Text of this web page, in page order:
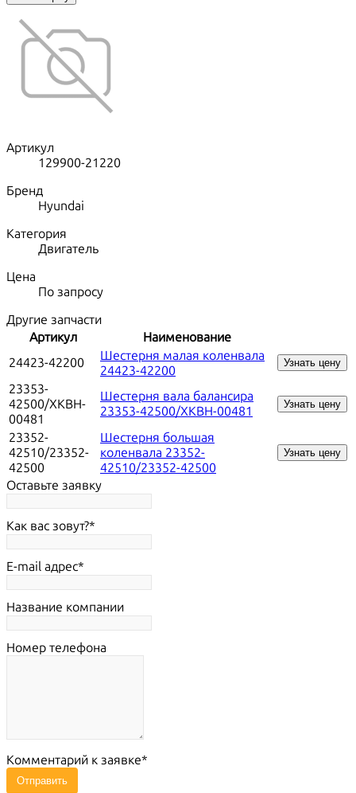
Артикул
129900-21220
Бренд
Hyundai
Категория
Двигатель
Цена
По запросу
Другие запчасти
Артикул
Наименование
24423-42200
Шестерня малая коленвала
24423-42200
Узнать цену
23353-
42500/XKBH-
00481
Шестерня вала балансира
23353-42500/XKBH-00481
Узнать цену
23352-
42510/23352-
42500
Шестерня большая
коленвала 23352-
42510/23352-42500
Узнать цену
Оставьте заявку
Как вас зовут?
E-mail адрес
Название компании
Номер телефона
Комментарий к заявке
Отправить